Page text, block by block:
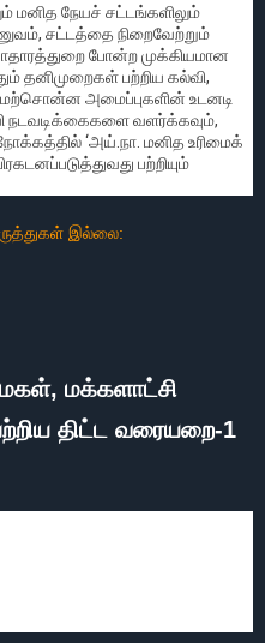
மனித நேயச் சட்டங்களிலும்
சட்டத்தை நிறைவேற்றும்
போன்ற முக்கியமான
தனிமுறைகள் பற்றிய கல்வி,
அமைப்புகளின் உடனடி
நடவடிக்கைகளை வளர்க்கவும்,
‘அய்.நா. மனித உரிமைக்
பற்றியும்
இல்லை:
மக்களாட்சி
திட்ட வரையறை-1